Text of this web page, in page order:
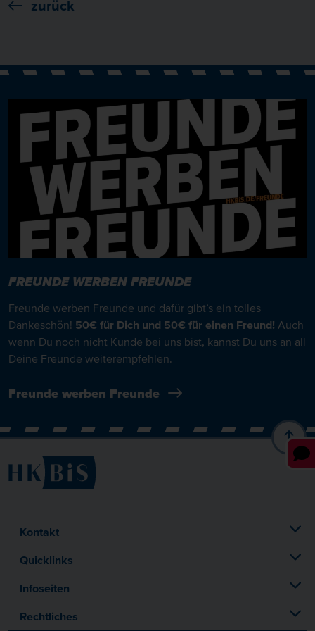
zurück
FREUNDE WERBEN FREUNDE
Freunde werben Freunde und dafür gibt’s ein tolles
Dankeschön! 50€ für Dich und 50€ für einen Freund! Auch
wenn Du noch nicht Kunde bei uns bist, kannst Du uns an all
Deine Freunde weiterempfehlen.
Freunde werben Freunde
Kontakt
Quicklinks
Infoseiten
Rechtliches